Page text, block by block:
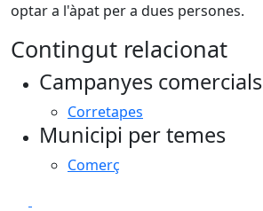
optar a l'àpat per a dues persones.
Contingut relacionat
Campanyes comercials
Corretapes
Municipi per temes
Comerç